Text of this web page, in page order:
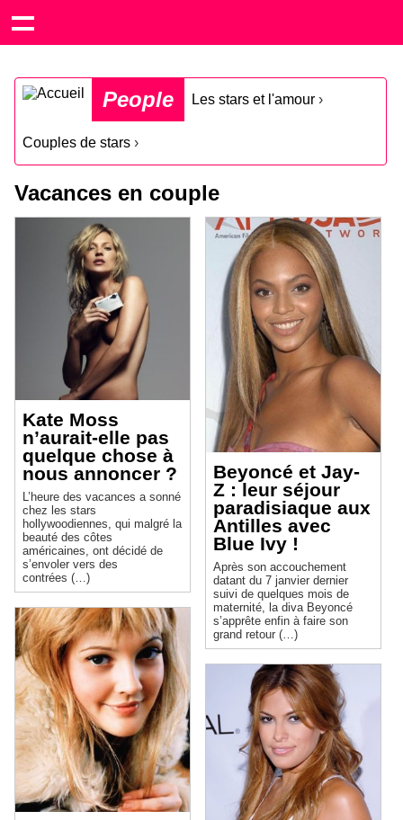
People Les stars et l'amour ›
Couples de stars ›
Vacances en couple
Kate Moss
n’aurait-elle pas
quelque chose à
nous annoncer ?
L’heure des vacances a sonné
chez les stars
hollywoodiennes, qui malgré la
beauté des côtes
américaines, ont décidé de
s’envoler vers des
contrées (…)
Beyoncé et Jay-
Z : leur séjour
paradisiaque aux
Antilles avec
Blue Ivy !
Après son accouchement
datant du 7 janvier dernier
suivi de quelques mois de
maternité, la diva Beyoncé
s’apprête enfin à faire son
grand retour (…)